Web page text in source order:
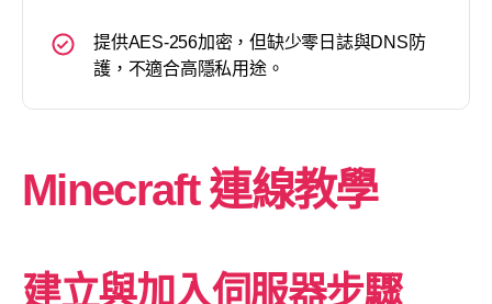
提供AES-256加密，但缺少零日誌與DNS防
護，不適合高隱私用途。
Minecraft 連線教學
建立與加入伺服器步驟